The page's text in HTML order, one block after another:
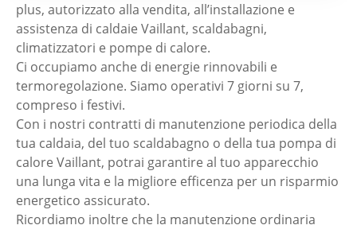
plus, autorizzato alla vendita, all’installazione e
assistenza di caldaie Vaillant, scaldabagni,
climatizzatori e pompe di calore.
Ci occupiamo anche di energie rinnovabili e
termoregolazione. Siamo operativi 7 giorni su 7,
compreso i festivi.
Con i nostri contratti di manutenzione periodica della
tua caldaia, del tuo scaldabagno o della tua pompa di
calore Vaillant, potrai garantire al tuo apparecchio
una lunga vita e la migliore efficenza per un risparmio
energetico assicurato.
Ricordiamo inoltre che la manutenzione ordinaria